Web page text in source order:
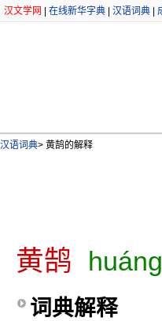
汉文学网 在线新华字典 汉语词典
汉语词典> 黄鹄的解释
黄鹄
词典解释